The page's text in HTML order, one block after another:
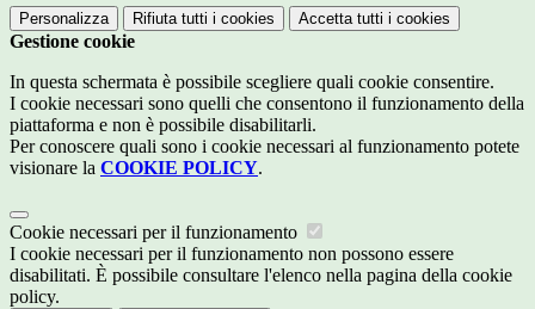
Personalizza Rifiuta tutti i cookies Accetta tutti i cookies
Gestione cookie
In questa schermata è possibile scegliere quali cookie consentire.
I cookie necessari sono quelli che consentono il funzionamento della
piattaforma e non è possibile disabilitarli.
Per conoscere quali sono i cookie necessari al funzionamento potete
visionare la COOKIE POLICY.
Cookie necessari per il funzionamento
I cookie necessari per il funzionamento non possono essere
disabilitati. È possibile consultare l'elenco nella pagina della cookie
policy.